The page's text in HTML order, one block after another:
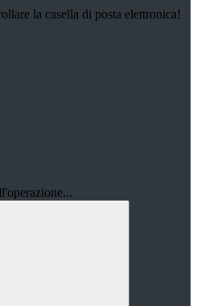
la casella di posta elettronica!